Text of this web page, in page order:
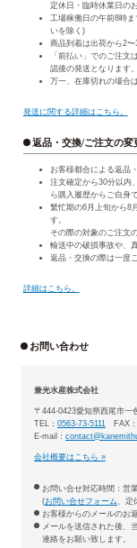
定休日・臨時休業日の
工場稼働日の午前8時
いを除く)
商品到着は出荷から2〜
「前払い」でのご注文
認後の発送となります。
万一、在庫切れの場合
発送に関する詳細はこちら。
返品・交換/ご注文の変
お客様都合による返品
注文確定から30分以内
ら購入履歴からご自身
繁忙期の6月上旬から8
す。
その際の対象のご注文
輸送中の破損事故や、
返品・交換の際は一度
詳細はこちら。
お問い合わせ
兼光水産株式会社
〒444-0423愛知県西尾市一
TEL： 0563-73-5111 FAX：
E-mail：
会社概要はこちら »
お問い合せ対応時間：営
(お問い合せフォーム 、定
お客様からのメールのお
メールを送信された後、
連絡をお願い致します。